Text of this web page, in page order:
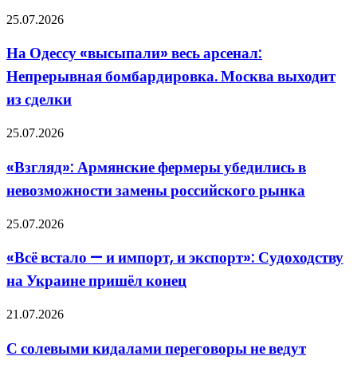
На
«высыпали»
весь
арсенал:
бомбардировка.
выходит
сделки
25.07.2026
На Одессу «высыпали» весь арсенал:
Непрерывная бомбардировка. Москва выходит
из сделки
«Взгляд»:
фермеры
убедились
в
замены
российского
25.07.2026
«Взгляд»: Армянские фермеры убедились в
невозможности замены российского рынка
«Всё
—
и
импорт,
экспорт»:
Украине
25.07.2026
«Всё встало — и импорт, и экспорт»: Судоходству
на Украине пришёл конец
С
кидалами
переговоры
21.07.2026
С солевыми кидалами переговоры не ведут